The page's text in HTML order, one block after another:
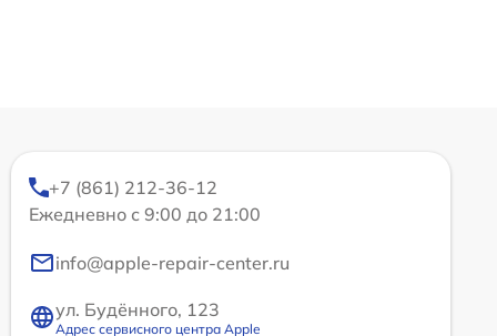
+7 (861) 212-36-12
Ежедневно с 9:00 до 21:00
info@apple-repair-center.ru
ул. Будённого, 123
Адрес сервисного центра Apple